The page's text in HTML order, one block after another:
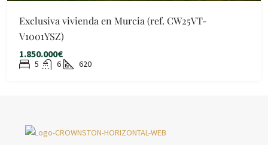
Exclusiva vivienda en Murcia (ref. CW25VT-
V1001YSZ)
1.850.000€
5 6 620